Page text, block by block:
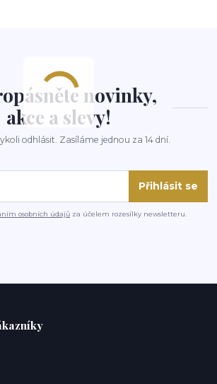
novinky,
akce a slevy!
odhlásit. Zasíláme jednou za 14 dní.
Přihlásit se
osobních údajů za účelem rozesílky newsletteru.